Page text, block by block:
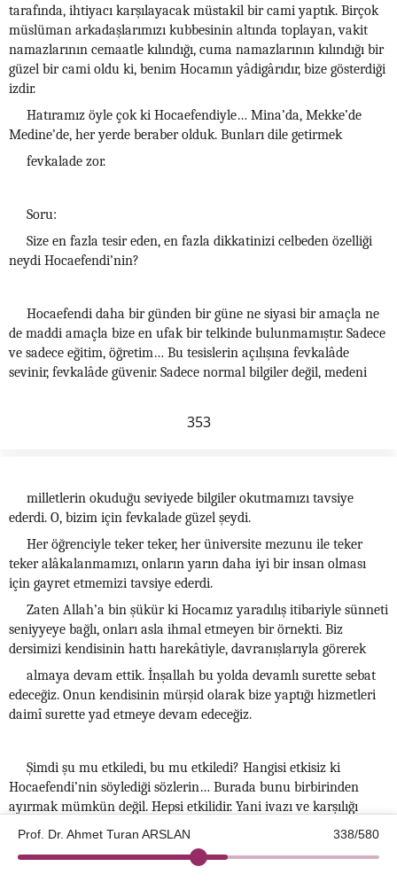
Prof. Dr. Ahmet Turan ARSLAN 338/580
tarafında, ihtiyacı karşılayacak müstakil bir cami yaptık. Birçok
müslüman arkadaşlarımızı kubbesinin altında toplayan, vakit
namazlarının cemaatle kılındığı, cuma namazlarının kılındığı bir
güzel bir cami oldu ki, benim Hocamın yâdigârıdır, bize gösterdiği
izdir.
Hatıramız öyle çok ki Hocaefendiyle… Mina’da, Mekke’de
Medine’de, her yerde beraber olduk. Bunları dile getirmek
fevkalade zor.
Soru:
Size en fazla tesir eden, en fazla dikkatinizi celbeden özelliği
neydi Hocaefendi’nin?
Hocaefendi daha bir günden bir güne ne siyasi bir amaçla ne
de maddi amaçla bize en ufak bir telkinde bulunmamıştır. Sadece
ve sadece eğitim, öğretim… Bu tesislerin açılışına fevkalâde
sevinir, fevkalâde güvenir. Sadece normal bilgiler değil, medeni
353
milletlerin okuduğu seviyede bilgiler okutmamızı tavsiye
ederdi. O, bizim için fevkalade güzel şeydi.
Her öğrenciyle teker teker, her üniversite mezunu ile teker
teker alâkalanmamızı, onların yarın daha iyi bir insan olması
için gayret etmemizi tavsiye ederdi.
Zaten Allah’a bin şükür ki Hocamız yaradılış itibariyle sünneti
seniyyeye bağlı, onları asla ihmal etmeyen bir örnekti. Biz
dersimizi kendisinin hattı harekâtiyle, davranışlarıyla görerek
almaya devam ettik. İnşallah bu yolda devamlı surette sebat
edeceğiz. Onun kendisinin mürşid olarak bize yaptığı hizmetleri
daimî surette yad etmeye devam edeceğiz.
Şimdi şu mu etkiledi, bu mu etkiledi? Hangisi etkisiz ki
Hocaefendi’nin söylediği sözlerin… Burada bunu birbirinden
ayırmak mümkün değil. Hepsi etkilidir. Yani ivazı ve karşılığı
olmayan, Allah rızası için çalışan ve Peygamberin sünneti
seniyyesini ortaya koymak için çırpınan bir insandan
güzelliklerden başka ne beklenebilir.
©2026 Kotku Enstitüsü v2.8.3